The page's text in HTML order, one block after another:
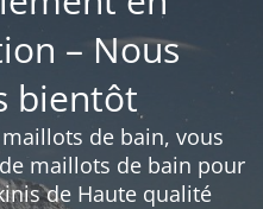
– Nous
bientôt
de bain, vous
maillots de bain pour
de Haute qualité